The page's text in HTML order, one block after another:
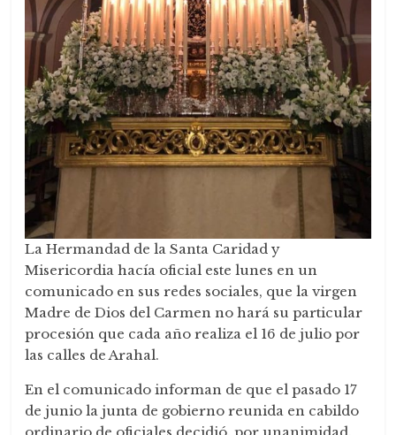
La Hermandad de la Santa Caridad y
Misericordia hacía oficial este lunes en un
comunicado en sus redes sociales, que la virgen
Madre de Dios del Carmen no hará su particular
procesión que cada año realiza el 16 de julio por
las calles de Arahal.
En el comunicado informan de que el pasado 17
de junio la junta de gobierno reunida en cabildo